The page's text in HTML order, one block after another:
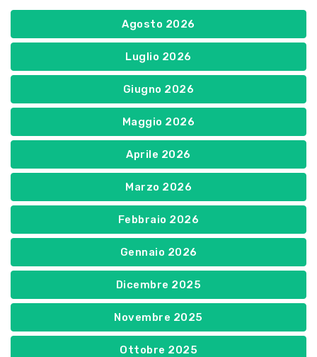
Agosto 2026
Luglio 2026
Giugno 2026
Maggio 2026
Aprile 2026
Marzo 2026
Febbraio 2026
Gennaio 2026
Dicembre 2025
Novembre 2025
Ottobre 2025